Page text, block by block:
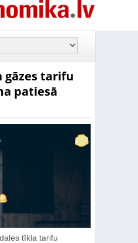
gāzes tarifu
patiesā
tīkla tarifu